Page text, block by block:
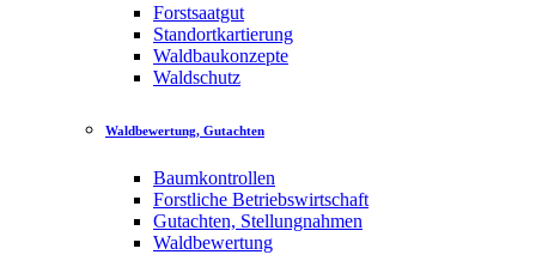
Forstsaatgut
Standortkartierung
Waldbaukonzepte
Waldschutz
Waldbewertung, Gutachten
Baumkontrollen
Forstliche Betriebswirtschaft
Gutachten, Stellungnahmen
Waldbewertung